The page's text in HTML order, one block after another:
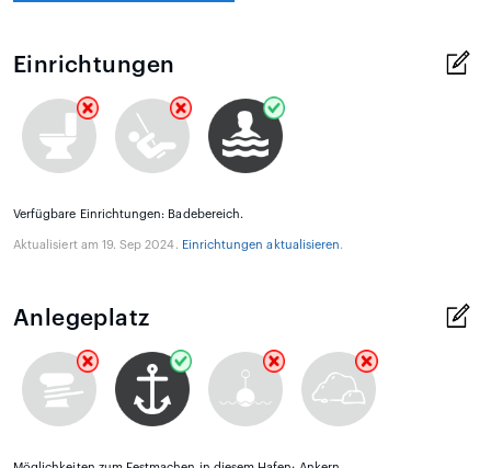
Einrichtungen
Verfügbare Einrichtungen: Badebereich.
Aktualisiert am 19. Sep 2024. Einrichtungen aktualisieren.
Anlegeplatz